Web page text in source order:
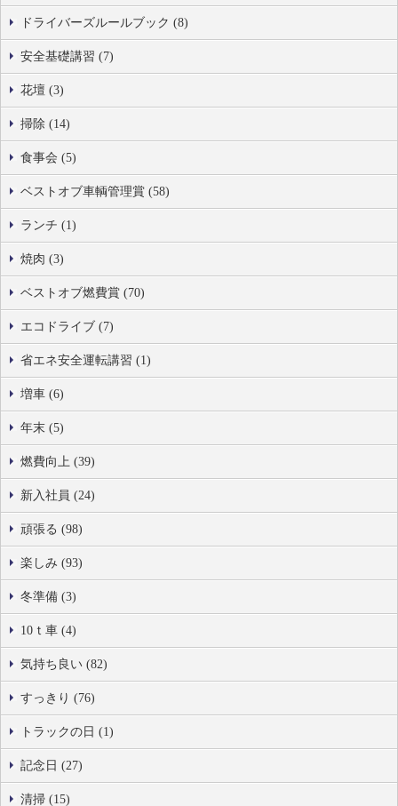
ドライバーズルールブック (8)
安全基礎講習 (7)
花壇 (3)
掃除 (14)
食事会 (5)
ベストオブ車輌管理賞 (58)
ランチ (1)
焼肉 (3)
ベストオブ燃費賞 (70)
エコドライブ (7)
省エネ安全運転講習 (1)
増車 (6)
年末 (5)
燃費向上 (39)
新入社員 (24)
頑張る (98)
楽しみ (93)
冬準備 (3)
10ｔ車 (4)
気持ち良い (82)
すっきり (76)
トラックの日 (1)
記念日 (27)
清掃 (15)